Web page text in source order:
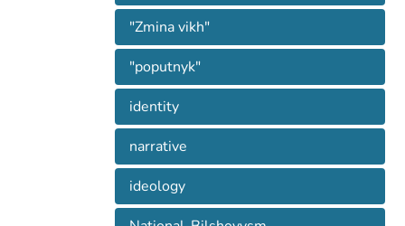
"Zmina vikh"
"poputnyk"
identity
narrative
ideology